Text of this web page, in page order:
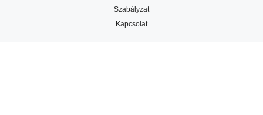
Szabályzat
Kapcsolat